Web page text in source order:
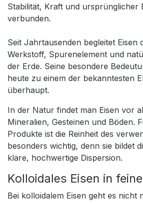
Stabilität, Kraft und ursprünglicher
verbunden.
Seit Jahrtausenden begleitet Eisen
Werkstoff, Spurenelement und
der Erde. Seine besondere
heute zu einem der bekanntesten
überhaupt.
In der Natur findet man Eisen vor
Mineralien, Gesteinen und Böden.
Produkte ist die Reinheit des
besonders wichtig, denn sie bildet
klare, hochwertige Dispersion.
Kolloidales Eisen in
Bei kolloidalem Eisen geht es nicht